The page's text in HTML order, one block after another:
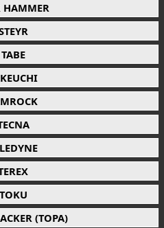
HAMMER
TABE
TOKU
(TOPA)